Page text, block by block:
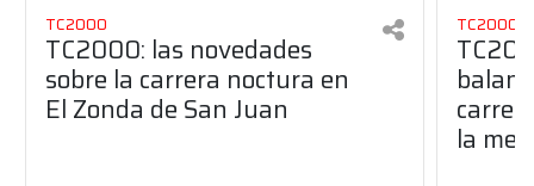
TC2000
TC2000: las novedades
sobre la carrera noctura en
El Zonda de San Juan
TC2000
la